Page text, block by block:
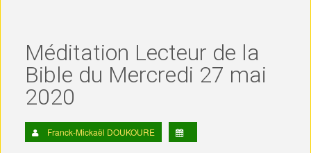
Méditation Lecteur de la
Bible du Mercredi 27 mai
2020
Franck-Mickaël DOUKOURE